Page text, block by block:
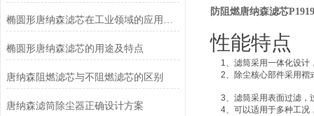
椭圆形唐纳森滤芯在工业领域的应用有哪些？
椭圆形唐纳森滤芯的用途及特点
唐纳森阻燃滤芯与不阻燃滤芯的区别
唐纳森滤筒除尘器正确设计方案
防阻燃唐纳森滤芯
性能特点
1、滤筒采用一体化设计
2、除尘核心部件采用褶
3、滤筒采用表面过滤，
4、可以适用于多种工况